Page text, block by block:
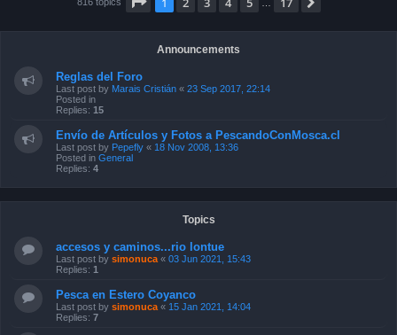
Announcements
Reglas del Foro
Last post by Marais Cristián « 23 Sep 2017, 22:14
Posted in
Replies: 15
Envío de Artículos y Fotos a PescandoConMosca.cl
Last post by Pepefly « 18 Nov 2008, 13:36
Posted in General
Replies: 4
Topics
accesos y caminos...rio lontue
Last post by simonuca « 03 Jun 2021, 15:43
Replies: 1
Pesca en Estero Coyanco
Last post by simonuca « 15 Jan 2021, 14:04
Replies: 7